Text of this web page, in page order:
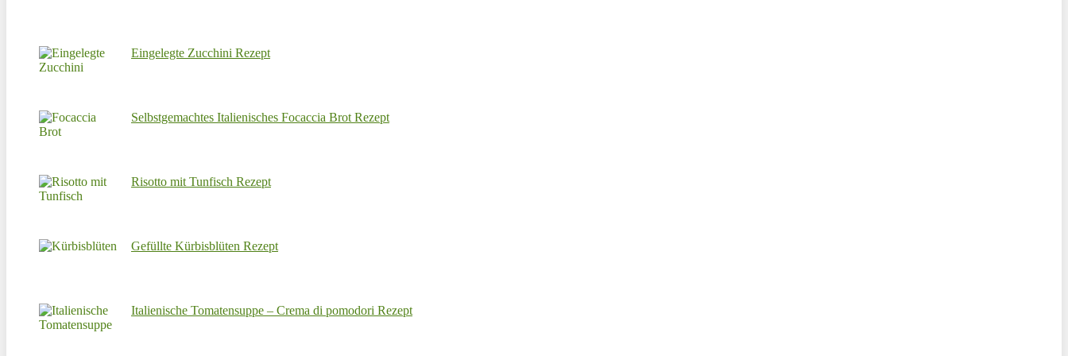
Eingelegte Zucchini Rezept
Selbstgemachtes Italienisches Focaccia Brot Rezept
Risotto mit Tunfisch Rezept
Gefüllte Kürbisblüten Rezept
Italienische Tomatensuppe – Crema di pomodori Rezept